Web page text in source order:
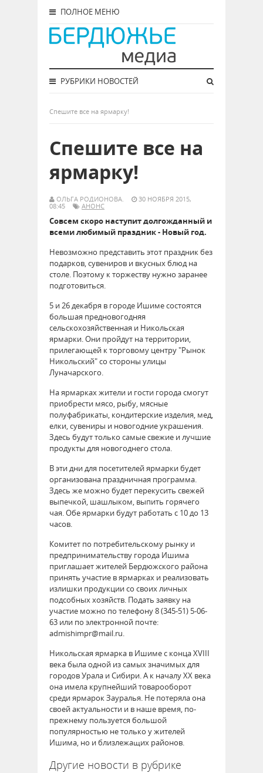
ПОЛНОЕ МЕНЮ
РУБРИКИ НОВОСТЕЙ
Спешите все на ярмарку!
Спешите все на
ярмарку!
ОЛЬГА РОДИОНОВА.
30 НОЯБРЯ 2015,
08:45
АНОНС
Совсем скоро наступит долгожданный и
всеми любимый праздник - Новый год.
Невозможно представить этот праздник без
подарков, сувениров и вкусных блюд на
столе. Поэтому к торжеству нужно заранее
подготовиться.
5 и 26 декабря в городе Ишиме состоятся
большая предновогодняя
сельскохозяйственная и Никольская
ярмарки. Они пройдут на территории,
прилегающей к торговому центру "Рынок
Никольский" со стороны улицы
Луначарского.
На ярмарках жители и гости города смогут
приобрести мясо, рыбу, мясные
полуфабрикаты, кондитерские изделия, мед,
елки, сувениры и новогодние украшения.
Здесь будут только самые свежие и лучшие
продукты для новогоднего стола.
В эти дни для посетителей ярмарки будет
организована праздничная программа.
Здесь же можно будет перекусить свежей
выпечкой, шашлыком, выпить горячего
чая. Обе ярмарки будут работать с 10 до 13
часов.
Комитет по потребительскому рынку и
предпринимательству города Ишима
приглашает жителей Бердюжского района
принять участие в ярмарках и реализовать
излишки продукции со своих личных
подсобных хозяйств. Подать заявку на
участие можно по телефону 8 (345-51) 5-06-
63 или по электронной почте:
admishimpr@mail.ru.
Никольская ярмарка в Ишиме с конца XVIII
века была одной из самых значимых для
городов Урала и Сибири. А к началу XX века
она имела крупнейший товарооборот
среди ярмарок Зауралья. Не потеряла она
своей актуальности и в наше время, по-
прежнему пользуется большой
популярностью не только у жителей
Ишима, но и близлежащих районов.
Другие новости в рубрике